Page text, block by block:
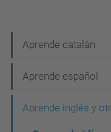
a
v
Aprende catalán
Aprende español
Aprende inglés y